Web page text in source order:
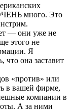
много. Это
— они уже не
этого не
Я
что она заставит
«против» или
в вашей фирме,
компании в
А за ними